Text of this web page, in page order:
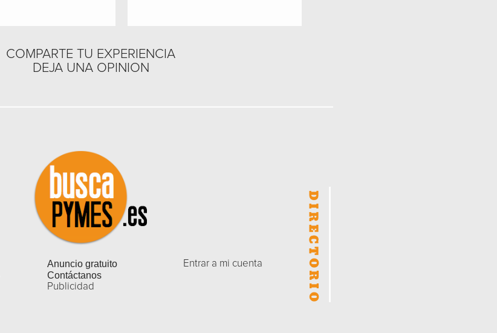
COMPARTE TU EXPERIENCIA
DEJA UNA OPINION
Anuncio gratuito
Contáctanos
Publicidad
Entrar a mi cuenta